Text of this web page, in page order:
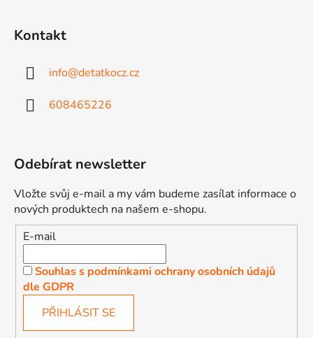
Kontakt
info@detatkocz.cz
608465226
Odebírat newsletter
Vložte svůj e-mail a my vám budeme zasílat informace o
nových produktech na našem e-shopu.
E-mail
Souhlas s podmínkami ochrany osobních údajů
dle GDPR
PŘIHLÁSIT SE